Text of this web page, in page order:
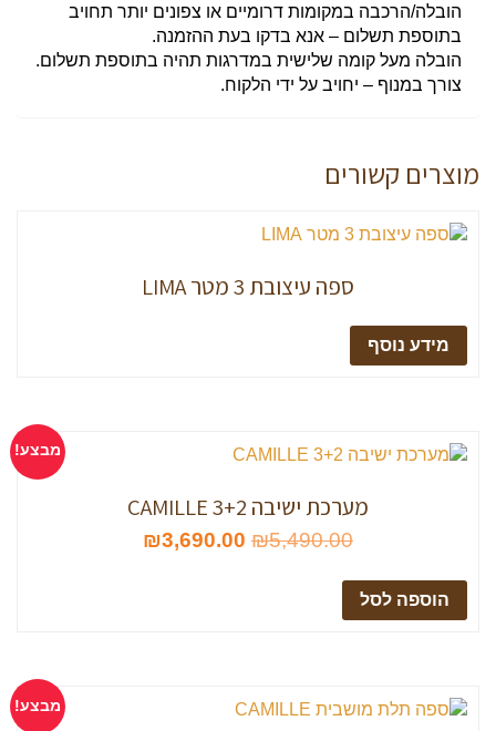
הובלה/הרכבה במקומות דרומיים או צפונים יותר תחויב
בתוספת תשלום – אנא בדקו בעת ההזמנה.
הובלה מעל קומה שלישית במדרגות תהיה בתוספת תשלום.
צורך במנוף – יחויב על ידי הלקוח.
מוצרים קשורים
ספה עיצובת 3 מטר LIMA
מידע נוסף
מבצע!
מערכת ישיבה CAMILLE 3+2
₪5,490.00
₪3,690.00
הוספה לסל
מבצע!